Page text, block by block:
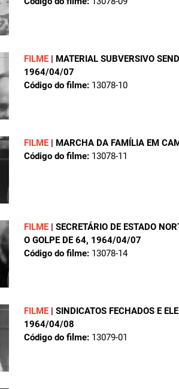
FILME | MATERIAL SUBVERSIVO
1964/04/07
Código do filme: 13078-10
FILME | MARCHA DA FAMÍLIA EM
Código do filme: 13078-11
FILME | SECRETÁRIO DE ESTADO
O GOLPE DE 64, 1964/04/07
Código do filme: 13078-14
FILME | SINDICATOS FECHADOS E
1964/04/08
Código do filme: 13079-01